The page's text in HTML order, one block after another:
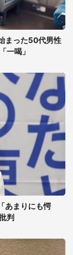
まった50代男性
一喝」
あまりにも愕
判